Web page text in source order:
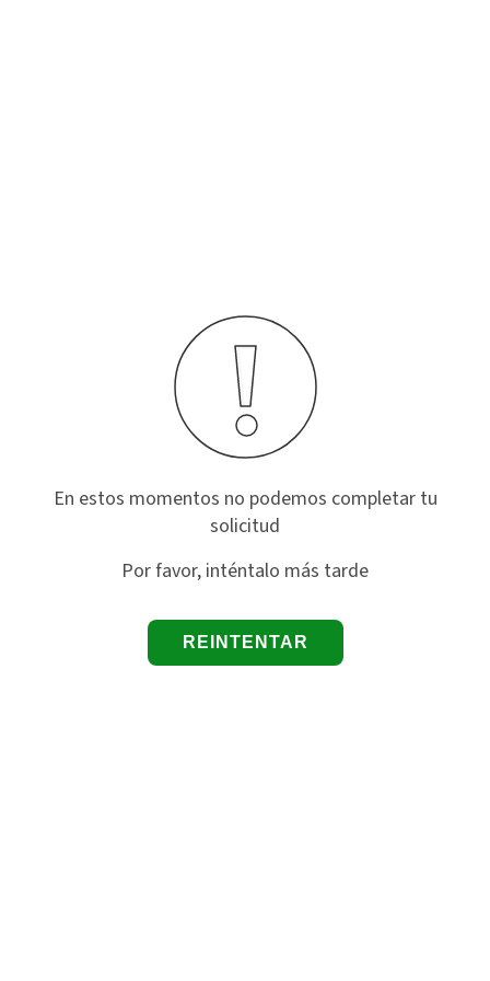
En estos momentos no podemos completar tu
solicitud
Por favor, inténtalo más tarde
REINTENTAR